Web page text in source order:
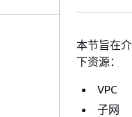
本节旨在
下资源：
VPC
子网